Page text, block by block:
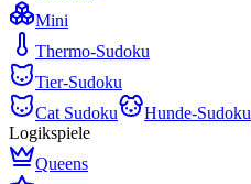
Mini
Thermo-Sudoku
Tier-Sudoku
Cat Sudoku
Hunde-Sudoku
Logikspiele
Queens